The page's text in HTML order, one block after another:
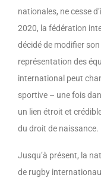
nationales, ne cesse
2020, la fédération
décidé de modifier
représentation des
international peut
sportive – une fois
un lien étroit et
du droit de naissance.
Jusqu’à présent, la
de rugby